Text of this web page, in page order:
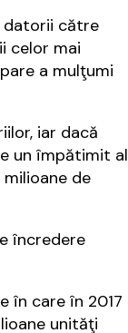
datorii către
celor mai
a mulţumi
iar dacă
un împătimit al
de
încredere
în care în 2017
unităţi